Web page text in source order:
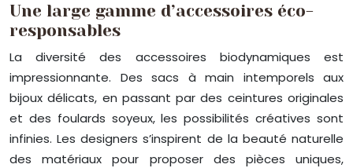
Une large gamme d’accessoires éco-
responsables
La diversité des accessoires biodynamiques est
impressionnante. Des sacs à main intemporels aux
bijoux délicats, en passant par des ceintures originales
et des foulards soyeux, les possibilités créatives sont
infinies. Les designers s’inspirent de la beauté naturelle
des matériaux pour proposer des pièces uniques,